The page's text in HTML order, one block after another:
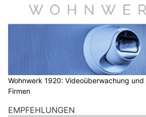
Wohnwerk 1920: Videoüberwachung
Firmen
EMPFEHLUNGEN